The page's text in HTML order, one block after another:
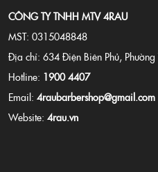
CÔNG TY TNHH MTV 4RAU
MST: 0315048848
Địa chỉ: 634 Điện Biên Phủ,
Hotline: 1900 4407
Email: 4raubarbershop@gmail.com
Website: 4rau.vn